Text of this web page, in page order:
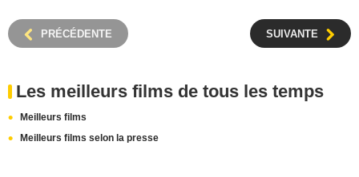
PRÉCÉDENTE SUIVANTE
Les meilleurs films de tous les temps
Meilleurs films
Meilleurs films selon la presse